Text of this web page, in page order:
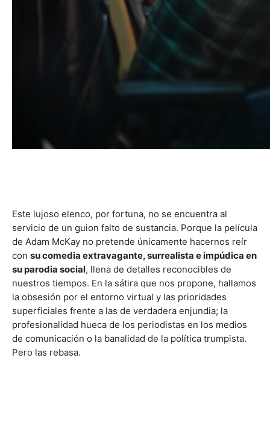
Este lujoso elenco, por fortuna, no se encuentra al
servicio de un guion falto de sustancia. Porque la película
de Adam McKay no pretende únicamente hacernos reír
con su comedia extravagante, surrealista e impúdica en
su parodia social, llena de detalles reconocibles de
nuestros tiempos. En la sátira que nos propone, hallamos
la obsesión por el entorno virtual y las prioridades
superficiales frente a las de verdadera enjundia; la
profesionalidad hueca de los periodistas en los medios
de comunicación o la banalidad de la política trumpista.
Pero las rebasa.